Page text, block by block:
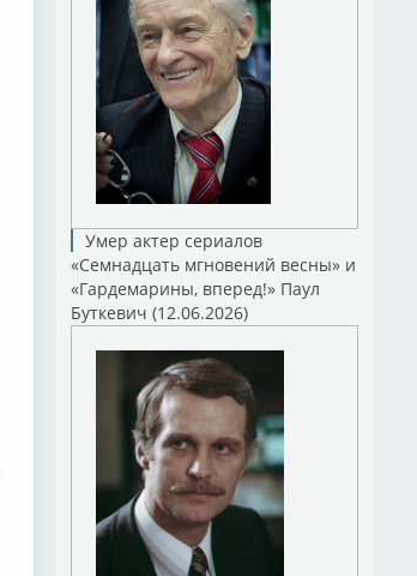
Умер актер сериалов
«Семнадцать мгновений весны» и
«Гардемарины, вперед!» Паул
Буткевич (12.06.2026)